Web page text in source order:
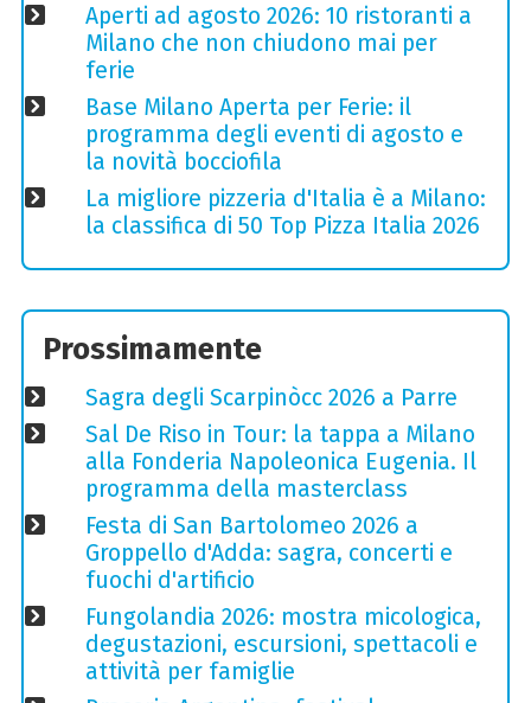
Aperti ad agosto 2026: 10 ristoranti a
Milano che non chiudono mai per
ferie
Base Milano Aperta per Ferie: il
programma degli eventi di agosto e
la novità bocciofila
La migliore pizzeria d'Italia è a Milano:
la classifica di 50 Top Pizza Italia 2026
Prossimamente
Sagra degli Scarpinòcc 2026 a Parre
Sal De Riso in Tour: la tappa a Milano
alla Fonderia Napoleonica Eugenia. Il
programma della masterclass
Festa di San Bartolomeo 2026 a
Groppello d'Adda: sagra, concerti e
fuochi d'artificio
Fungolandia 2026: mostra micologica,
degustazioni, escursioni, spettacoli e
attività per famiglie